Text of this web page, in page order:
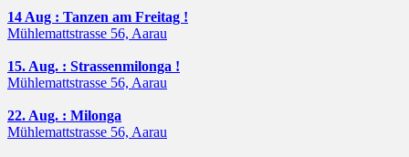
14 Aug : Tanzen am Freitag !
Mühlemattstrasse 56, Aarau
15. Aug. : Strassenmilonga !
Mühlemattstrasse 56, Aarau
22. Aug. : Milonga
Mühlemattstrasse 56, Aarau